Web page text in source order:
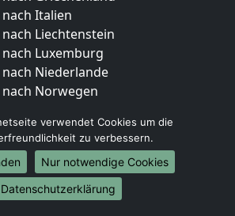
Italien
Liechtenstein
Luxemburg
Niederlande
Norwegen
nach Berlin
nach Hamburg
nach München
nach Köln
verwendet Cookies um die
zu verbessern.
Nur notwendige Cookies
Datenschutzerklärung